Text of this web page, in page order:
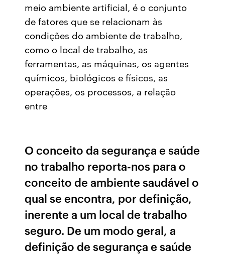
meio ambiente artificial, é o conjunto
de fatores que se relacionam às
condições do ambiente de trabalho,
como o local de trabalho, as
ferramentas, as máquinas, os agentes
químicos, biológicos e físicos, as
operações, os processos, a relação
entre
O conceito da segurança e saúde
no trabalho reporta-nos para o
conceito de ambiente saudável o
qual se encontra, por definição,
inerente a um local de trabalho
seguro. De um modo geral, a
definição de segurança e saúde